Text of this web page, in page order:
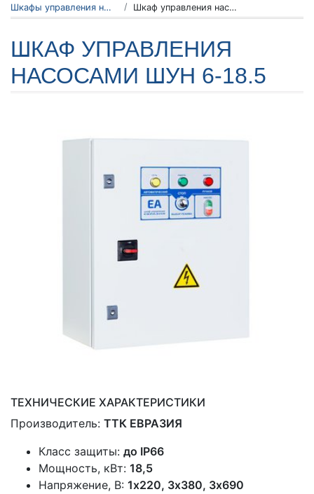
Шкафы управления насосами ШУН
Шкаф управления насосами ШУН 6-18.5
ШКАФ УПРАВЛЕНИЯ
НАСОСАМИ ШУН 6-18.5
ТЕХНИЧЕСКИЕ ХАРАКТЕРИСТИКИ
Производитель: ТТК ЕВРАЗИЯ
Класс защиты: до IP66
Мощность, кВт: 18,5
Напряжение, В: 1x220, 3х380, 3х690